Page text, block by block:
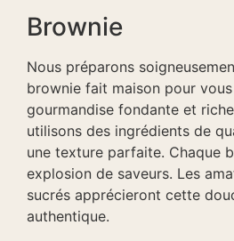
Brownie
Nous préparons
brownie fait maison pour
gourmandise fondante et
utilisons des ingrédients de
une texture parfaite. Chaque
explosion de saveurs. Les
sucrés apprécieront cette
authentique.